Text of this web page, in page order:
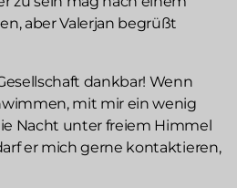
aber Valerjan begrüßt
dankbar! Wenn
mit mir ein wenig
Nacht unter freiem Himmel
er mich gerne kontaktieren,